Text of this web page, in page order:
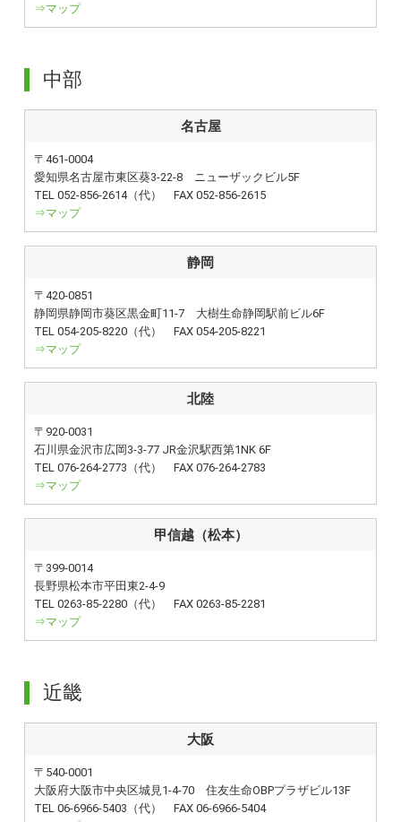
⇒マップ
中部
名古屋
〒461-0004
愛知県名古屋市東区葵3-22-8 ニューザックビル5F
TEL 052-856-2614（代） FAX 052-856-2615
⇒マップ
静岡
〒420-0851
静岡県静岡市葵区黒金町11-7 大樹生命静岡駅前ビル6F
TEL 054-205-8220（代） FAX 054-205-8221
⇒マップ
北陸
〒920-0031
石川県金沢市広岡3-3-77 JR金沢駅西第1NK 6F
TEL 076-264-2773（代） FAX 076-264-2783
⇒マップ
甲信越（松本）
〒399-0014
長野県松本市平田東2-4-9
TEL 0263-85-2280（代） FAX 0263-85-2281
⇒マップ
近畿
大阪
〒540-0001
大阪府大阪市中央区城見1-4-70 住友生命OBPプラザビル13F
TEL 06-6966-5403（代） FAX 06-6966-5404